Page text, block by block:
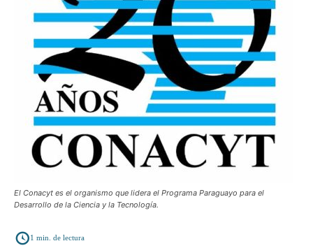
El Conacyt es el organismo que lidera el Programa Paraguayo para el
Desarrollo de la Ciencia y la Tecnología.
1 min. de lectura